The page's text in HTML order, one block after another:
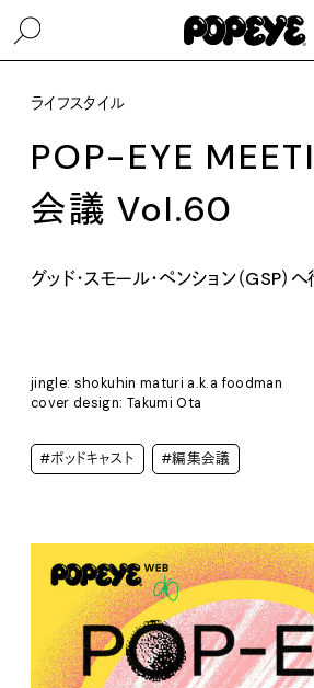
ライフスタイル
POP-EYE
会議 Vol.60
グッド・スモール・ペンション（GSP）へ
jingle: shokuhin maturi a.k.a foodman
cover design: Takumi Ota
#ポッドキャスト #編集会議